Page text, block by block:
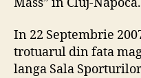
In 22 Septembrie
trotuarul din fata
langa Sala